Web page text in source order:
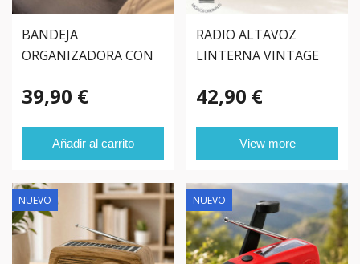
BANDEJA
ORGANIZADORA CON
39,90 €
Añadir al carrito
RADIO ALTAVOZ
LINTERNA VINTAGE
42,90 €
View more
NUEVO NUEVO